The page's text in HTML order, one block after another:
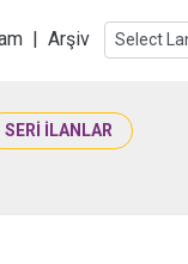
| Arşiv
SERİ İLANLAR